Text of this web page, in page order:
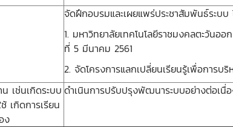
จัดฝึกอบรมและเผยแพร่ประชาสัมพันธ์ระบ
1. มหาวิทยาลัยเทคโนโลยีราชมงคลตะวัน
ที่ 5 มีนาคม 2561
2. จัดโครงการแลกเปลี่ยนเรียนรู้เพื่อการบ
เช่นเกิดระบบ
เกิดการเรียน
ง
ดำเนินการปรับปรุงพัฒนาระบบอย่างต่อเนื่